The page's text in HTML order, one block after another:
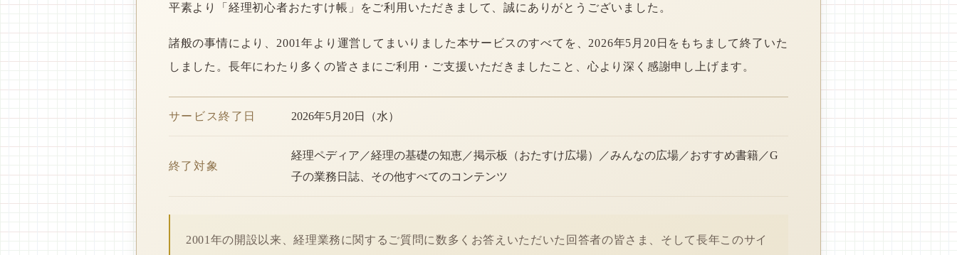
平素より「経理初心者おたすけ帳」をご利用いただきまして、誠にありがとうございました。
諸般の事情により、2001年より運営してまいりました本サービスのすべてを、2026年5月20日をもちまして終了いた
しました。長年にわたり多くの皆さまにご利用・ご支援いただきましたこと、心より深く感謝申し上げます。
サービス終了日 2026年5月20日（水）
終了対象
経理ペディア／経理の基礎の知恵／掲示板（おたすけ広場）／みんなの広場／おすすめ書籍／G
子の業務日誌、その他すべてのコンテンツ
2001年の開設以来、経理業務に関するご質問に数多くお答えいただいた回答者の皆さま、そして長年このサイ